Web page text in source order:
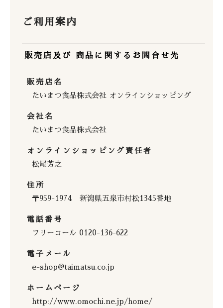
ご利用案内
販売店及び 商品に関するお問合せ先
販売店名
たいまつ食品株式会社 オンラインショッピング
会社名
たいまつ食品株式会社
オンラインショッピング責任者
松尾芳之
住所
〒959-1974 新潟県五泉市村松1345番地
電話番号
フリーコール 0120-136-622
電子メール
e-shop@taimatsu.co.jp
ホームページ
http://www.omochi.ne.jp/home/